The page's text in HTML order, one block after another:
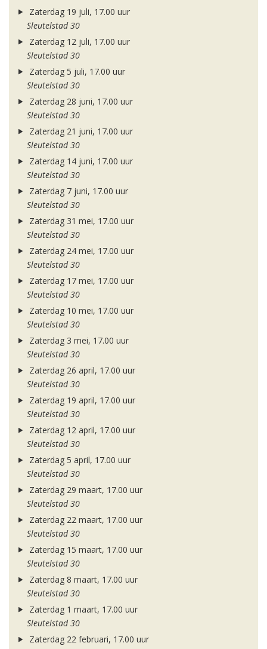
Zaterdag 19 juli, 17.00 uur
Sleutelstad 30
Zaterdag 12 juli, 17.00 uur
Sleutelstad 30
Zaterdag 5 juli, 17.00 uur
Sleutelstad 30
Zaterdag 28 juni, 17.00 uur
Sleutelstad 30
Zaterdag 21 juni, 17.00 uur
Sleutelstad 30
Zaterdag 14 juni, 17.00 uur
Sleutelstad 30
Zaterdag 7 juni, 17.00 uur
Sleutelstad 30
Zaterdag 31 mei, 17.00 uur
Sleutelstad 30
Zaterdag 24 mei, 17.00 uur
Sleutelstad 30
Zaterdag 17 mei, 17.00 uur
Sleutelstad 30
Zaterdag 10 mei, 17.00 uur
Sleutelstad 30
Zaterdag 3 mei, 17.00 uur
Sleutelstad 30
Zaterdag 26 april, 17.00 uur
Sleutelstad 30
Zaterdag 19 april, 17.00 uur
Sleutelstad 30
Zaterdag 12 april, 17.00 uur
Sleutelstad 30
Zaterdag 5 april, 17.00 uur
Sleutelstad 30
Zaterdag 29 maart, 17.00 uur
Sleutelstad 30
Zaterdag 22 maart, 17.00 uur
Sleutelstad 30
Zaterdag 15 maart, 17.00 uur
Sleutelstad 30
Zaterdag 8 maart, 17.00 uur
Sleutelstad 30
Zaterdag 1 maart, 17.00 uur
Sleutelstad 30
Zaterdag 22 februari, 17.00 uur